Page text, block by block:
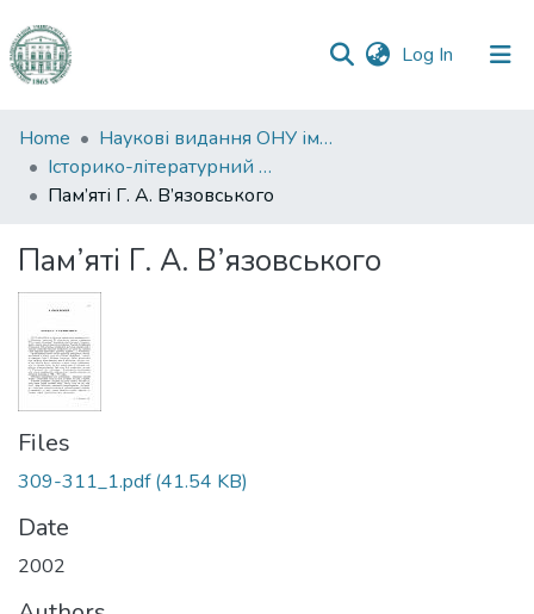
Log In (current)
Communities
&
Collections
Statistics
Home
Наукові видання ОНУ імені І. І. Мечникова
Історико-літературний журнал
Пам’яті Г. А. В’язовського
Пам’яті Г. А. В’язовського
Files
309-311_1.pdf(41.54 KB)
Date
2002